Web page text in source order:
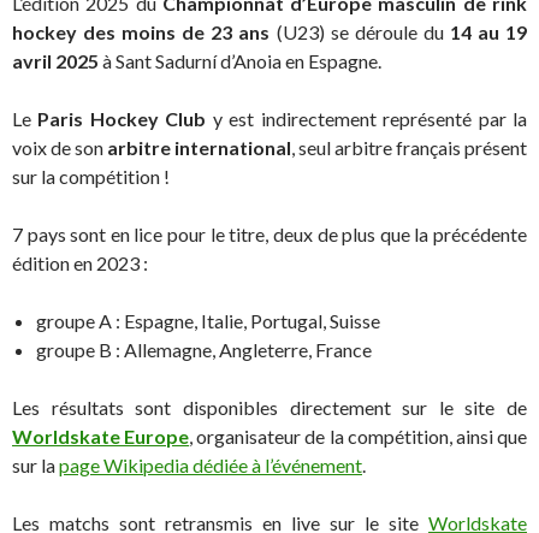
hockey des moins de 23 ans (U23) se déroule du 14 au 19
avril 2025 à Sant Sadurní d’Anoia en Espagne.
Le Paris Hockey Club y est indirectement représenté par la
voix de son arbitre international, seul arbitre français présent
sur la compétition !
7 pays sont en lice pour le titre, deux de plus que la précédente
édition en 2023 :
groupe A : Espagne, Italie, Portugal, Suisse
groupe B : Allemagne, Angleterre, France
Les résultats sont disponibles directement sur le site de
Worldskate Europe, organisateur de la compétition, ainsi que
sur lapage Wikipedia dédiée à l’événement.
Les matchs sont retransmis en live sur le site Worldskate